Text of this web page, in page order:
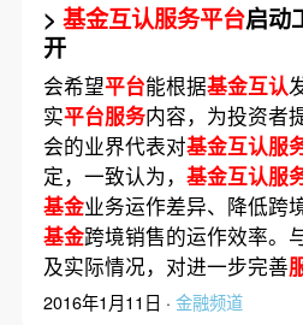
> 基金互认服务平台启动
开
会希望平台能根据基金互认
实平台服务内容，为投资者
会的业界代表对基金互认服
定，一致认为， 基金互认服
基金业务运作差异、降低跨
基金跨境销售的运作效率。
及实际情况，对进一步完善
2016年1月11日 · 金融频道